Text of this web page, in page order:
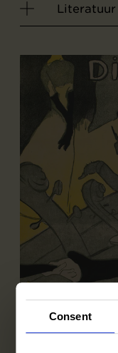
Consent
Literatuur
Franse